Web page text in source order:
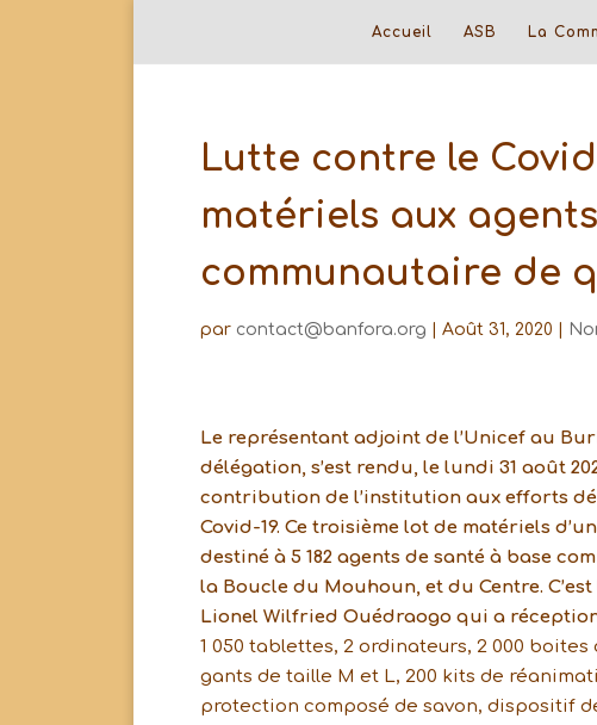
Accueil ASB La
Lutte contre le
matériels aux
communautaire de
par contact@banfora.org Août 31, 2020
Le représentant adjoint de l’Unicef au
délégation, s’est rendu, le lundi 31 août
contribution de l’institution aux efforts
Covid-19. Ce troisième lot de matériels
destiné à 5 182 agents de santé à base
la Boucle du Mouhoun, et du Centre.
Lionel Wilfried Ouédraogo qui a
1 050 tablettes, 2 ordinateurs, 2 000
gants de taille M et L, 200 kits de
protection composé de savon, dispositif